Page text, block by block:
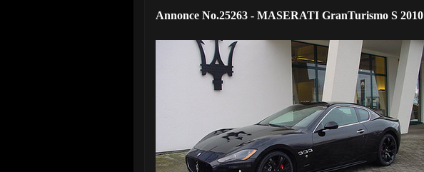
Annonce No.25263 - MASERATI GranTurismo S 2010